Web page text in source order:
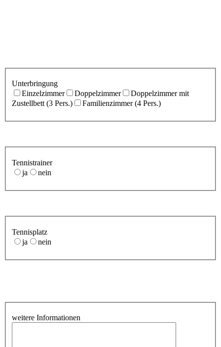
Unterbringung
Einzelzimmer
Doppelzimmer
Doppelzimmer mit
Zustellbett (3 Pers.)
Familienzimmer (4 Pers.)
Tennistrainer
ja
nein
Tennisplatz
ja
nein
weitere Informationen